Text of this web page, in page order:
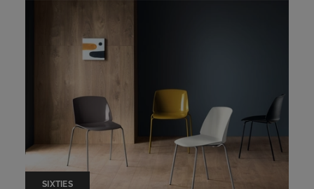
SIXTIES